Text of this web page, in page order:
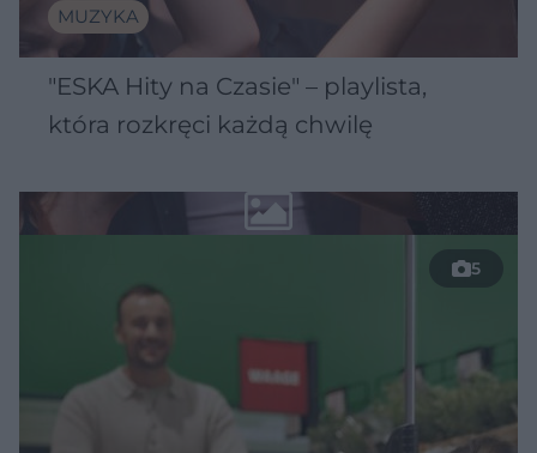
MUZYKA
"ESKA Hity na Czasie" – playlista,
która rozkręci każdą chwilę
5